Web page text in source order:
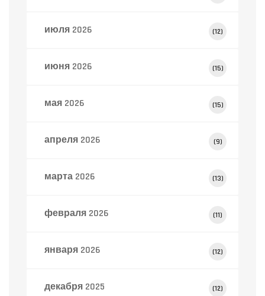
июля 2026 (12)
июня 2026 (15)
мая 2026 (15)
апреля 2026 (9)
марта 2026 (13)
февраля 2026 (11)
января 2026 (12)
декабря 2025 (12)